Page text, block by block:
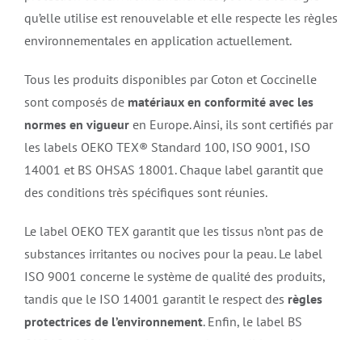
qu’elle utilise est renouvelable et elle respecte les règles
environnementales en application actuellement.
Tous les produits disponibles par Coton et Coccinelle
sont composés de matériaux en conformité avec les
normes en vigueur en Europe. Ainsi, ils sont certifiés par
les labels OEKO TEX® Standard 100, ISO 9001, ISO
14001 et BS OHSAS 18001. Chaque label garantit que
des conditions très spécifiques sont réunies.
Le label OEKO TEX garantit que les tissus n’ont pas de
substances irritantes ou nocives pour la peau. Le label
ISO 9001 concerne le système de qualité des produits,
tandis que le ISO 14001 garantit le respect des règles
protectrices de l’environnement. Enfin, le label BS